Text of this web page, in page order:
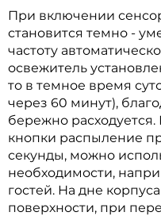
При включении
становится темно -
частоту
освежитель
то в темное время
через 60 минут),
бережно
кнопки распыление
секунды, можно
необходимости,
гостей. На дне
поверхности, при